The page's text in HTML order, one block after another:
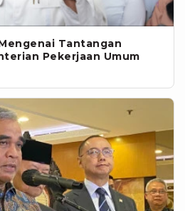
Tantangan
Pekerjaan Umum